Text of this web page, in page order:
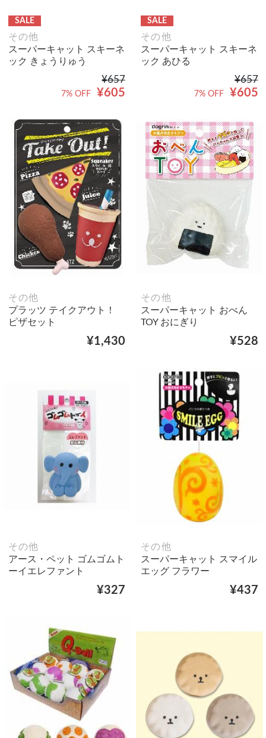
SALE
その他
スーパーキャット スキーネ
ック きょうりゅう
¥657
¥605
7% OFF
SALE
その他
スーパーキャット スキーネ
ック あひる
¥657
¥605
7% OFF
その他
プラッツ テイクアウト！
ピザセット
¥1,430
その他
スーパーキャット おべん
TOY おにぎり
¥528
その他
アース・ペット ゴムゴムト
ーイエレファント
¥327
その他
スーパーキャット スマイル
エッグ フラワー
¥437